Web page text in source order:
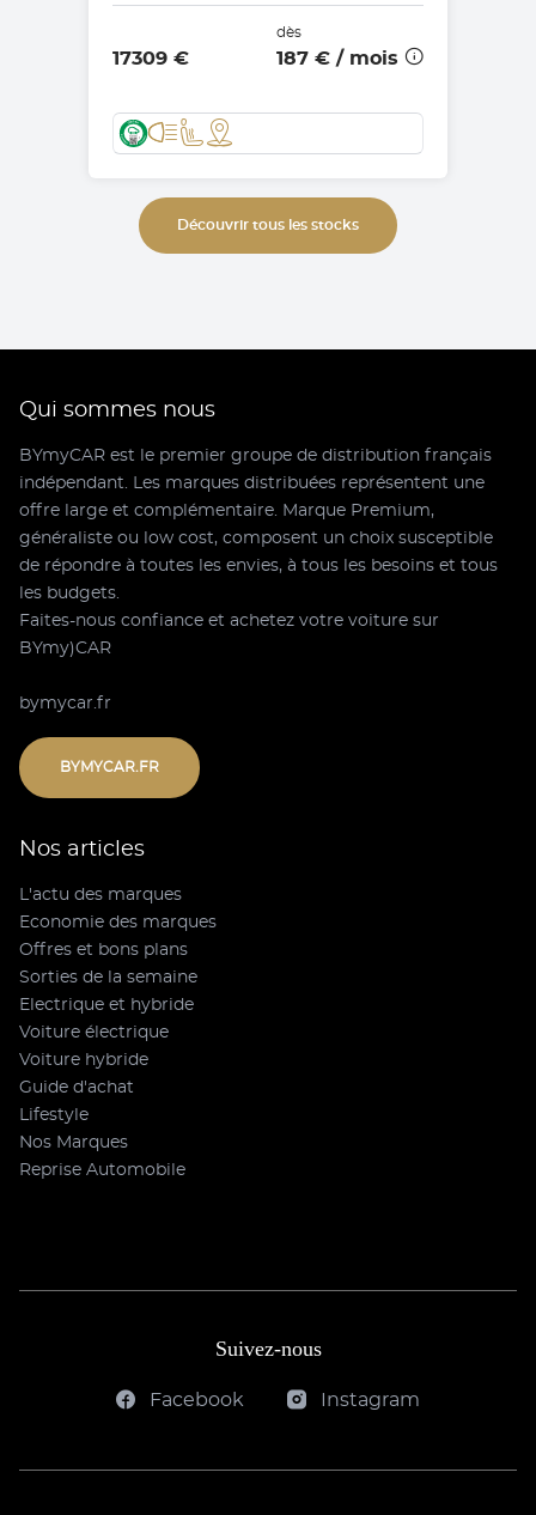
17309 €
dès
187 € / mois
Découvrir tous les stocks
Qui sommes nous
BYmyCAR est le premier groupe de distribution français
indépendant. Les marques distribuées représentent une
offre large et complémentaire. Marque Premium,
généraliste ou low cost, composent un choix susceptible
de répondre à toutes les envies, à tous les besoins et tous
les budgets.
Faites-nous confiance et achetez votre voiture sur
BYmy)CAR
bymycar.fr
BYMYCAR.FR
Nos articles
L'actu des marques
Economie des marques
Offres et bons plans
Sorties de la semaine
Electrique et hybride
Voiture électrique
Voiture hybride
Guide d'achat
Lifestyle
Nos Marques
Reprise Automobile
Suivez-nous
Facebook Instagram